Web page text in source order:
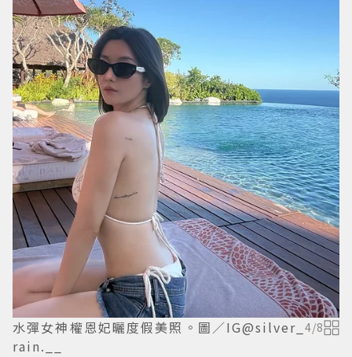
水彈女神權恩妃曬度假美照。圖／IG@silver_
rain.__
4/8